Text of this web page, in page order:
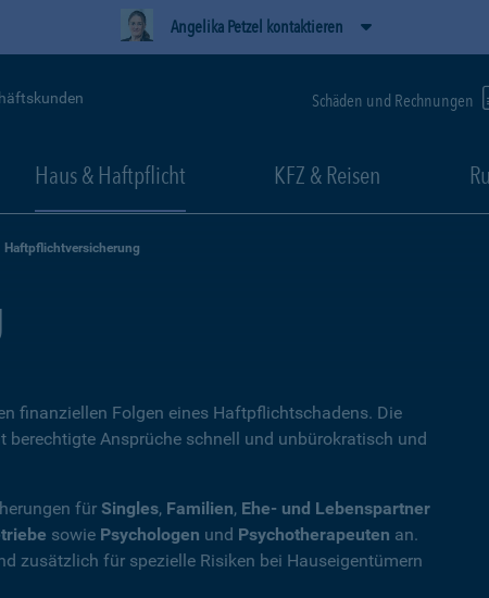
Angelika Petzel kontaktieren
Schäden und Rechnungen
Haus & Haftpflicht KFZ & Reisen
Haftpflichtversicherung
finanziellen Folgen eines Haftpflichtschadens. Die
Ansprüche schnell und unbürokratisch und
für Singles, Familien, Ehe- und Lebenspartner
sowie Psychologen und Psychotherapeuten an.
zusätzlich für spezielle Risiken bei Hauseigentümern